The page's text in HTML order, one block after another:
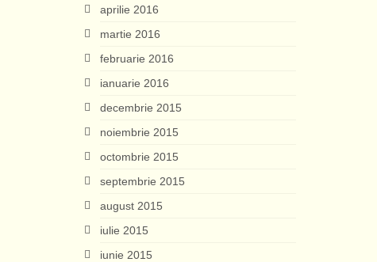
aprilie 2016
martie 2016
februarie 2016
ianuarie 2016
decembrie 2015
noiembrie 2015
octombrie 2015
septembrie 2015
august 2015
iulie 2015
iunie 2015